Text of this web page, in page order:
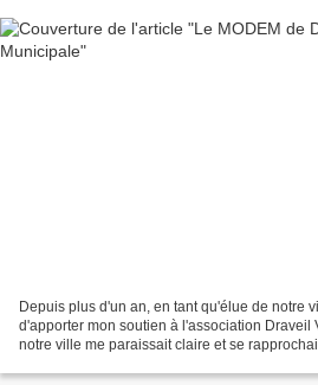
Depuis plus d'un an, en tant qu'élue de notre
d'apporter mon soutien à l'association Draveil
notre ville me paraissait claire et se